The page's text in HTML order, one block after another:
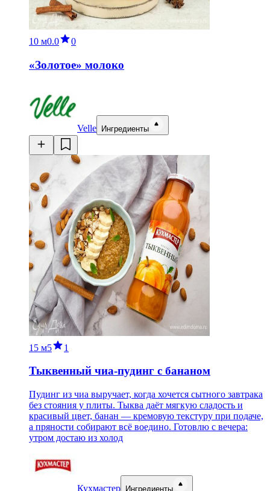
10 м0.0 0
«Золотое» молоко
Velle Ингредиенты
15 м5 1
Тыквенный чиа-пудинг с бананом
Пудинг из чиа выручает, когда хочется сытного завтрака
без стояния у плиты. Тыква даёт мягкую сладость и
красивый цвет, банан — кремовую текстуру при подаче,
а пряности собирают всё воедино. Готовлю с вечера:
утром достаю из холод
Кухмастер Ингредиенты